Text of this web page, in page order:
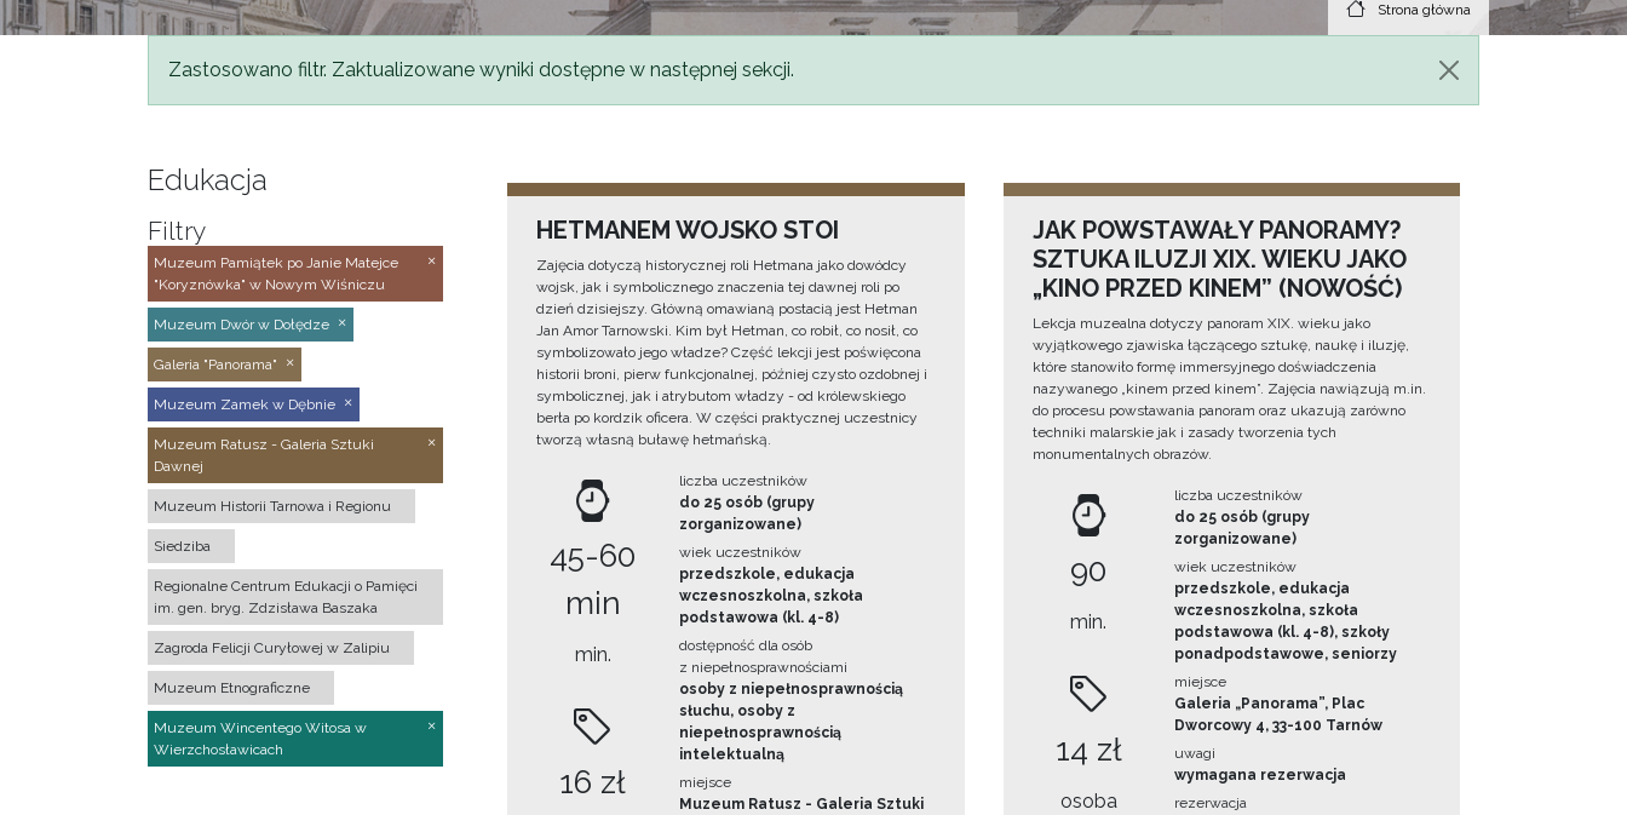
Strona główna
Komunikat
Zastosowano filtr. Zaktualizowane wyniki dostępne w następnej sekcji.
Edukacja
Filtry
Muzeum Pamiątek po Janie Matejce
"Koryznówka" w Nowym Wiśniczu
Muzeum Dwór w Dołędze
Galeria "Panorama"
Muzeum Zamek w Dębnie
Muzeum Ratusz - Galeria Sztuki
Dawnej
Muzeum Historii Tarnowa i Regionu
Siedziba
Regionalne Centrum Edukacji o Pamięci
im. gen. bryg. Zdzisława Baszaka
Zagroda Felicji Curyłowej w Zalipiu
Muzeum Etnograficzne
Muzeum Wincentego Witosa w
Wierzchosławicach
HETMANEM WOJSKO STOI
Zajęcia dotyczą historycznej roli Hetmana jako dowódcy
wojsk, jak i symbolicznego znaczenia tej dawnej roli po
dzień dzisiejszy. Główną omawianą postacią jest Hetman
Jan Amor Tarnowski. Kim był Hetman, co robił, co nosił, co
symbolizowało jego władze? Część lekcji jest poświęcona
historii broni, pierw funkcjonalnej, później czysto ozdobnej i
symbolicznej, jak i atrybutom władzy - od królewskiego
berła po kordzik oficera. W części praktycznej uczestnicy
tworzą własną buławę hetmańską.
45-60
min
min.
16 zł
liczba uczestników
do 25 osób (grupy
zorganizowane)
wiek uczestników
przedszkole, edukacja
wczesnoszkolna, szkoła
podstawowa (kl. 4-8)
dostępność dla osób
z niepełnosprawnościami
osoby z niepełnosprawnością
słuchu, osoby z
niepełnosprawnością
intelektualną
miejsce
Muzeum Ratusz - Galeria Sztuki
JAK POWSTAWAŁY PANORAMY?
SZTUKA ILUZJI XIX. WIEKU JAKO
„KINO PRZED KINEM” (NOWOŚĆ)
Lekcja muzealna dotyczy panoram XIX. wieku jako
wyjątkowego zjawiska łączącego sztukę, naukę i iluzję,
które stanowiło formę immersyjnego doświadczenia
nazywanego „kinem przed kinem”. Zajęcia nawiązują m.in.
do procesu powstawania panoram oraz ukazują zarówno
techniki malarskie jak i zasady tworzenia tych
monumentalnych obrazów.
90
min.
14 zł
osoba
liczba uczestników
do 25 osób (grupy
zorganizowane)
wiek uczestników
przedszkole, edukacja
wczesnoszkolna, szkoła
podstawowa (kl. 4-8), szkoły
ponadpodstawowe, seniorzy
miejsce
Galeria „Panorama”, Plac
Dworcowy 4, 33-100 Tarnów
uwagi
wymagana rezerwacja
rezerwacja